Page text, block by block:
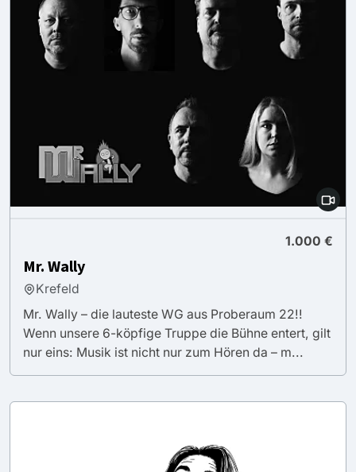
1.000 €
Mr. Wally
Krefeld
Mr. Wally – die lauteste WG aus Proberaum 22!!
Wenn unsere 6-köpfige Truppe die Bühne entert, gilt
nur eins: Musik ist nicht nur zum Hören da – m...